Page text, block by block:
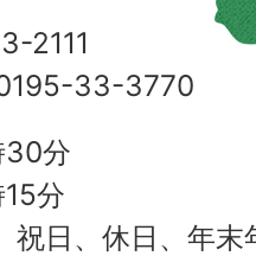
2111
33-3770
30分
分
祝日、休日、年